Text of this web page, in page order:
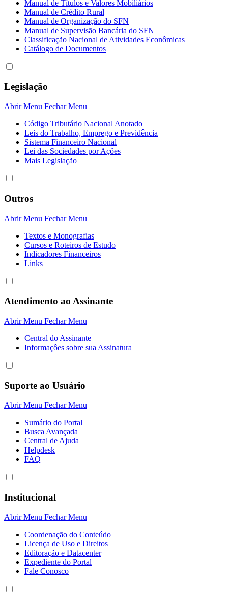
Manual de Títulos e Valores Mobiliários
Manual de Crédito Rural
Manual de Organização do SFN
Manual de Supervisão Bancária do SFN
Classificação Nacional de Atividades Econômicas
Catálogo de Documentos
Legislação
Abrir Menu Fechar Menu
Código Tributário Nacional Anotado
Leis do Trabalho, Emprego e Previdência
Sistema Financeiro Nacional
Lei das Sociedades por Açôes
Mais Legislação
Outros
Abrir Menu Fechar Menu
Textos e Monografias
Cursos e Roteiros de Estudo
Indicadores Financeiros
Links
Atendimento ao Assinante
Abrir Menu Fechar Menu
Central do Assinante
Informaçôes sobre sua Assinatura
Suporte ao Usuário
Abrir Menu Fechar Menu
Sumário do Portal
Busca Avançada
Central de Ajuda
Helpdesk
FAQ
Institucional
Abrir Menu Fechar Menu
Coordenação do Conteúdo
Licença de Uso e Direitos
Editoração e Datacenter
Expediente do Portal
Fale Conosco